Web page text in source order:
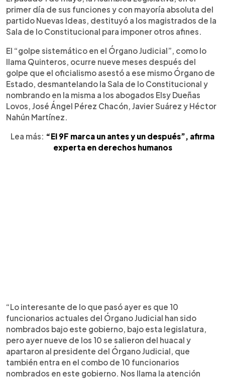
primer día de sus funciones y con mayoría absoluta del
partido Nuevas Ideas, destituyó a los magistrados de la
Sala de lo Constitucional para imponer otros afines.
El “golpe sistemático en el Órgano Judicial”, como lo
llama Quinteros, ocurre nueve meses después del
golpe que el oficialismo asestó a ese mismo Órgano de
Estado, desmantelando la Sala de lo Constitucional y
nombrando en la misma a los abogados Elsy Dueñas
Lovos, José Ángel Pérez Chacón, Javier Suárez y Héctor
Nahún Martínez.
Lea más: “El 9F marca un antes y un después”, afirma
experta en derechos humanos
“Lo interesante de lo que pasó ayer es que 10
funcionarios actuales del Órgano Judicial han sido
nombrados bajo este gobierno, bajo esta legislatura,
pero ayer nueve de los 10 se salieron del huacal y
apartaron al presidente del Órgano Judicial, que
también entra en el combo de 10 funcionarios
nombrados en este gobierno. Nos llama la atención